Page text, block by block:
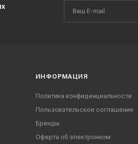
ИНФОРМАЦИЯ
Политика конфиденциальности
Пользовательское соглашение
Бренды
Оферта об электронном